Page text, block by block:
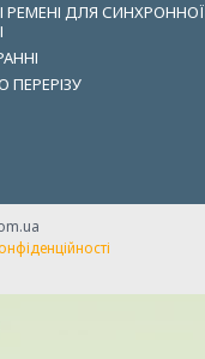
РЕМЕНІ ДЛЯ СИНХРОННОЇ
ПЕРЕРІЗУ